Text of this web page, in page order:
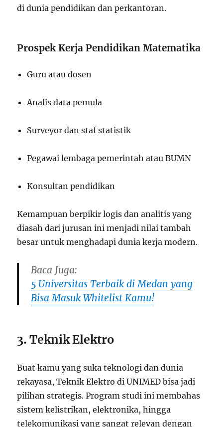
di dunia pendidikan dan perkantoran.
Prospek Kerja Pendidikan Matematika
Guru atau dosen
Analis data pemula
Surveyor dan staf statistik
Pegawai lembaga pemerintah atau BUMN
Konsultan pendidikan
Kemampuan berpikir logis dan analitis yang
diasah dari jurusan ini menjadi nilai tambah
besar untuk menghadapi dunia kerja modern.
Baca Juga:
5 Universitas Terbaik di Medan yang
Bisa Masuk Whitelist Kamu!
3. Teknik Elektro
Buat kamu yang suka teknologi dan dunia
rekayasa, Teknik Elektro di UNIMED bisa jadi
pilihan strategis. Program studi ini membahas
sistem kelistrikan, elektronika, hingga
telekomunikasi yang sangat relevan dengan